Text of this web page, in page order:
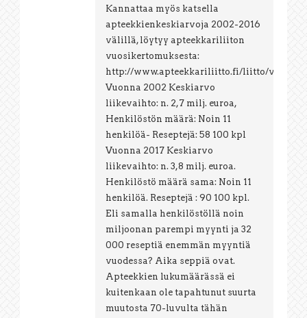
Kannattaa myös katsella
apteekkienkeskiarvoja 2002-2016
välillä, löytyy apteekkariliiton
vuosikertomuksesta:
http://www.apteekkariliitto.fi/liitto/
Vuonna 2002 Keskiarvo
liikevaihto: n. 2,7 milj. euroa,
Henkilöstön määrä: Noin 11
henkilöä- Reseptejä: 58 100 kpl
Vuonna 2017 Keskiarvo
liikevaihto: n. 3,8 milj. euroa.
Henkilöstö määrä sama: Noin 11
henkilöä. Reseptejä : 90 100 kpl.
Eli samalla henkilöstöllä noin
miljoonan parempi myynti ja 32
000 reseptiä enemmän myyntiä
vuodessa? Aika seppiä ovat.
Apteekkien lukumäärässä ei
kuitenkaan ole tapahtunut suurta
muutosta 70-luvulta tähän